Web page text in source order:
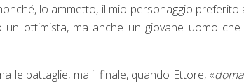
lo ammetto, il mio personaggio
un ottimista, ma anche un giovane uomo
le battaglie, ma il finale, quando Ettore, «